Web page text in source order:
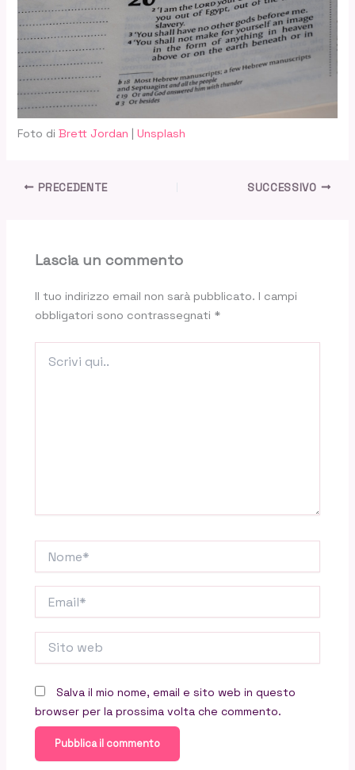
Foto diBrett Jordan |Unsplash
PRECEDENTE SUCCESSIVO
Lascia un commento
Il tuo indirizzo email non sarà pubblicato. I campi
obbligatori sono contrassegnati *
qui..
web
Salva il mio nome, email e sito web in questo
browser per la prossima volta che commento.